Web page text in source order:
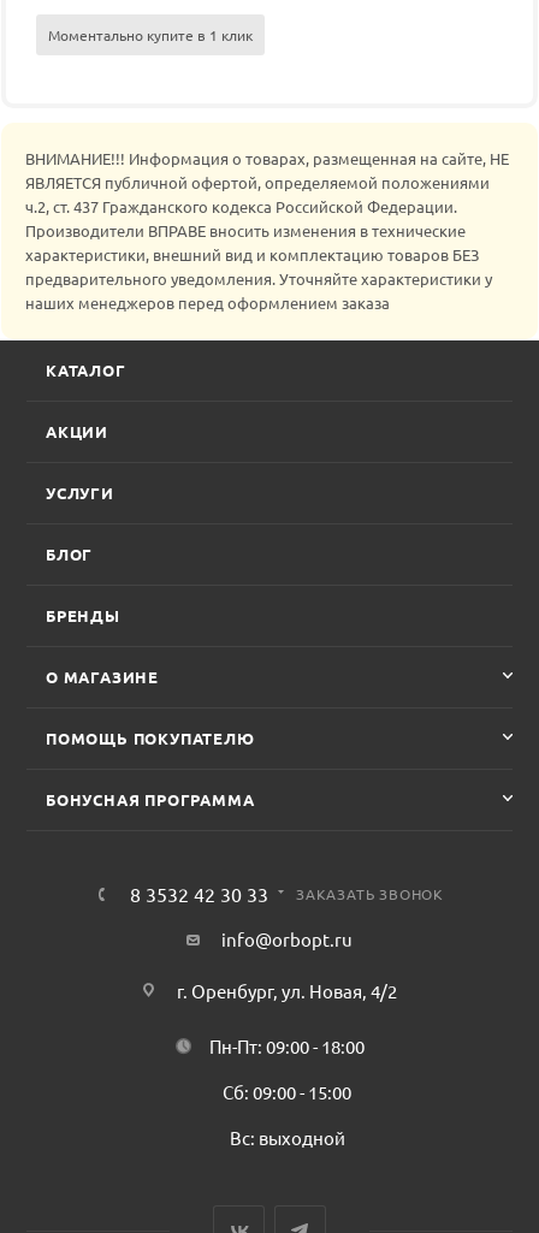
Моментально купите в 1 клик
ВНИМАНИЕ!!! Информация о товарах, размещенная на сайте, НЕ
ЯВЛЯЕТСЯ публичной офертой, определяемой положениями
ч.2, ст. 437 Гражданского кодекса Российской Федерации.
Производители ВПРАВЕ вносить изменения в технические
характеристики, внешний вид и комплектацию товаров БЕЗ
предварительного уведомления. Уточняйте характеристики у
наших менеджеров перед оформлением заказа
КАТАЛОГ
АКЦИИ
УСЛУГИ
БЛОГ
БРЕНДЫ
О МАГАЗИНЕ
ПОМОЩЬ ПОКУПАТЕЛЮ
БОНУСНАЯ ПРОГРАММА
8 3532 42 30 33 ЗАКАЗАТЬ ЗВОНОК
info@orbopt.ru
г. Оренбург, ул. Новая, 4/2
Пн-Пт: 09:00 - 18:00
Сб: 09:00 - 15:00
Вс: выходной